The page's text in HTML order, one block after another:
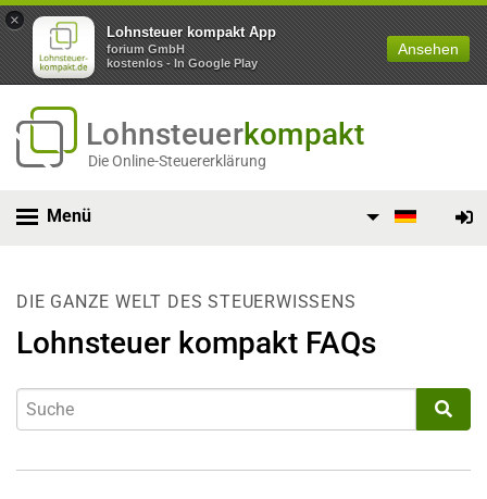
×
Lohnsteuer kompakt App
forium GmbH
kostenlos - In Google Play
Ansehen
Lohnsteuerkompakt
Die Online-Steuererklärung
Menü
DIE GANZE WELT DES STEUERWISSENS
Lohnsteuer kompakt FAQs